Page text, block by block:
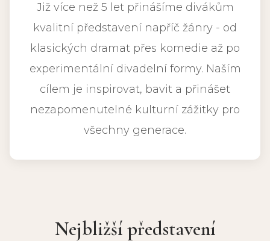
Již více než 5 let přinášíme divákům
kvalitní představení napříč žánry - od
klasických dramat přes komedie až po
experimentální divadelní formy. Naším
cílem je inspirovat, bavit a přinášet
nezapomenutelné kulturní zážitky pro
všechny generace.
Nejbližší představení